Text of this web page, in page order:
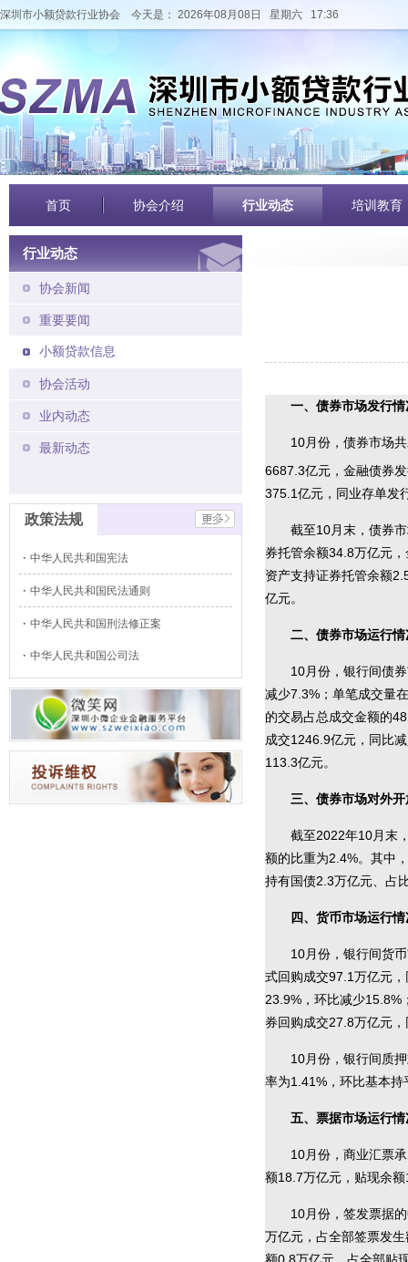
深圳市小额贷款行业协会 今天是： 2026年08月08日 星期六 17:36
首页 协会介绍 行业动态 培训教育
行业动态
协会新闻
重要要闻
小额贷款信息
协会活动
业内动态
最新动态
政策法规
中华人民共和国宪法
中华人民共和国民法通则
中华人民共和国刑法修正案
中华人民共和国公司法
一、 债券市场发行情
10月份，债券市场
6687.3亿元，金融债券
375.1亿元，同业存单发
截至10月末，债券
券托管余额34.8万亿元
资产支持证券托管余额
亿元。
二、债券市场运行情
10月份，银行间债
减少7.3%；单笔成交量
的交易占总成交金额的
成交1246.9亿元，同比
113.3亿元。
三、债券市场对外
截至2022年10月末
额的比重为2.4%。其中
持有国债2.3万亿元、占
四、货币市场运行情
10月份，银行间货
式回购成交97.1万亿元
23.9%，环比减少15.8%
券回购成交27.8万亿元
10月份，银行间质
率为1.41%，环比基本持
五、票据市场运行情
10月份，商业汇票
额18.7万亿元，贴现余
10月份，签发票据
万亿元，占全部签票发
额0.8万亿元，占全部贴